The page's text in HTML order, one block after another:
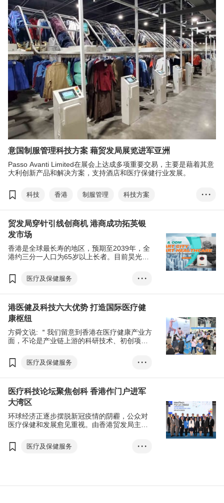
香港国际医疗及保健展
方舜文
医疗科技
EXHIBITION+
展览+
商对易
Click2Match
智能商贸配对平台
大湾区
意国制服管理科技方案 藉贸发局展览进军亚洲
Passo Avanti Limited在展会上达成多项重要交易，主要是藉着其意
大利创新产品和解决方案，支持酒店和医疗保健行业发展。
科技 香港 制服管理
科技方案
香港国际医疗及保健展
自动追踪
酒店
医疗保健行业
可持续性
Passo Avanti
射频识别
• • •
贸发局穿针引线创商机 港商成功拓英银
发市场
香港是全球最长寿的地区，预期至2039年，全
港约三分一人口为65岁以上长者。目前昊光有
来致力拓展零售市场，开发专为独居长者而设
的智能系统。
医疗及保健服务
医疗用品及医药
科技
香港
英国
人口老龄化
医疗健康服务
无线通讯系统
香港国际医疗及保健展
香港电子产品展
• • •
港医健及科技六大优势 打造国际医疗健
康枢纽
方舜文说: ＂我们留意到香港在医疗健康产业方
面，不论是产业链上游的科研技术、初创项
造及服务，以至整个产业的生态系统，都具备
显着的优势，有助香港发展成为世界一流的医
医疗及保健服务
医疗用品及医药
香港
大湾区
方舜文
国际医疗健康周
亚洲医疗健康高峰论坛
创新科技
• • •
医疗科技论坛聚焦创科 香港作门户进军
大湾区
环球经济正逐步摆脱新冠疫情的阴霾，公众对
医疗保健和发展愈见重视。由香港贸发局主办
全球，于医疗展期间举办的＂医疗科技论坛
2022：大湾区的机遇＂重点探讨了大湾区医疗
医疗及保健服务
• • •